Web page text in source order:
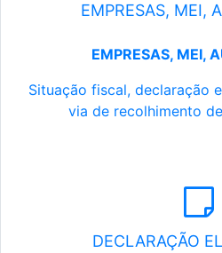
EMPRESAS, MEI,
EMPRESAS, MEI,
Situação fiscal, declaração
via de recolhimento
DECLARAÇÃO